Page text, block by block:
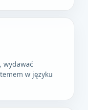
wydawać
w języku